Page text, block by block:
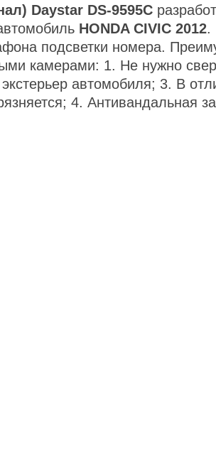
Daystar DS-9595C
HONDA CIVIC 2012.
подсветки номера.
камерами: 1. Не нужно
автомобиля; 3. В
4. Антивандальная